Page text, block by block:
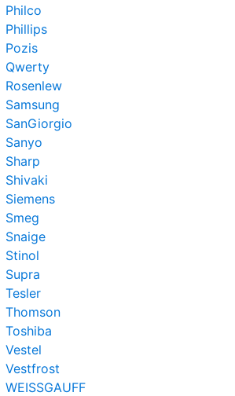
Philco
Phillips
Pozis
Qwerty
Rosenlew
Samsung
SanGiorgio
Sanyo
Sharp
Shivaki
Siemens
Smeg
Snaige
Stinol
Supra
Tesler
Thomson
Toshiba
Vestel
Vestfrost
WEISSGAUFF